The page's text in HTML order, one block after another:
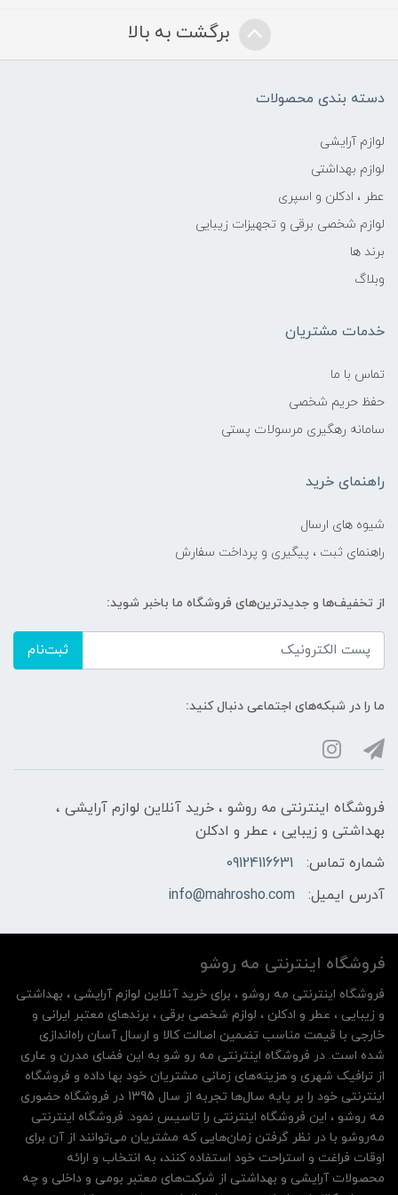
برگشت به بالا
دسته بندی محصولات
لوازم آرایشی
لوازم بهداشتی
عطر ، ادکلن و اسپری
لوازم شخصی برقی و تجهیزات زیبایی
برند ها
وبلاگ
خدمات مشتریان
تماس با ما
حفظ حریم شخصی
سامانه رهگیری مرسولات پستی
راهنمای خرید
شیوه های ارسال
راهنمای ثبت ، پیگیری و پرداخت سفارش
از تخفیف‌ها و جدیدترین‌های فروشگاه ما باخبر شوید:
ثبت‌نام
ما را در شبکه‌های اجتماعی دنبال کنید:
فروشگاه اینترنتی مه‌ رو‌شو ، خرید آنلاین لوازم آرایشی ،
بهداشتی و زیبایی ، عطر و ادکلن
شماره تماس:
09124116631
آدرس ایمیل:
info@mahrosho.com
فروشگاه اینترنتی مه‌ رو‌شو
فروشگاه اینترنتی مه‌ رو‌شو ، برای خرید آنلاین لوازم آرایشی ، بهداشتی
و زیبایی ، عطر و ادکلن ، لوازم شخصی برقی ، برندهای معتبر ایرانی و
خارجی با قیمت مناسب تضمین اصالت کالا و ارسال آسان راه‌اندازی
شده است. در فروشگاه اینترنتی مه رو شو به این فضای مدرن و عاری
از ترافیک شهری و هزینه‌های زمانی مشتریان خود بها داده و فروشگاه
اینترنتی خود را بر پایه سال‌ها تجربه از سال 1395 در فروشگاه حضوری
مه روشو ، این فروشگاه اینترنتی را تاسیس نمود. فروشگاه اینترنتی
مه‌رو‌شو با در نظر گرفتن زمان‌هایی که مشتریان می‌توانند از آن‌ برای
اوقات فراغت و استراحت خود استفاده کنند، به انتخاب و ارائه
محصولات آرایشی و بهداشتی از شرکت‌های معتبر بومی و داخلی و چه